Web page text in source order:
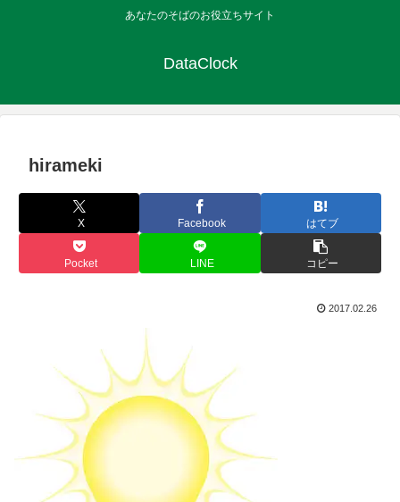
あなたのそばのお役立ちサイト
DataClock
hirameki
X Facebook はてブ
Pocket LINE コピー
2017.02.26